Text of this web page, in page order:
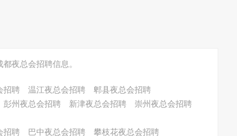
夜总会招聘信息。
招聘 温江夜总会招聘
郫县夜总会招聘
彭州夜总会招聘 新津夜总会招聘
崇州夜总会招聘
招聘 巴中夜总会招聘 攀枝花夜总会招聘